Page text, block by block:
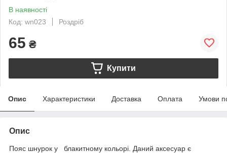
В наявності
Код: wn023
Роздріб
65 ₴
Купити
Опис Характеристики Доставка Оплата Умови
Опис
Пояс шнурок у блакитному кольорі. Даний аксесуар є